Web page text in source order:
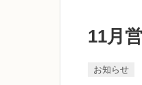
11月
お知らせ